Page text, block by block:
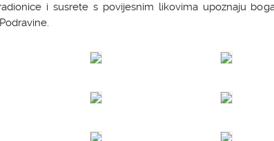
i susrete s povijesnim likovima upoznaju